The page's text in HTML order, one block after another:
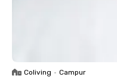
Coliving • Campur